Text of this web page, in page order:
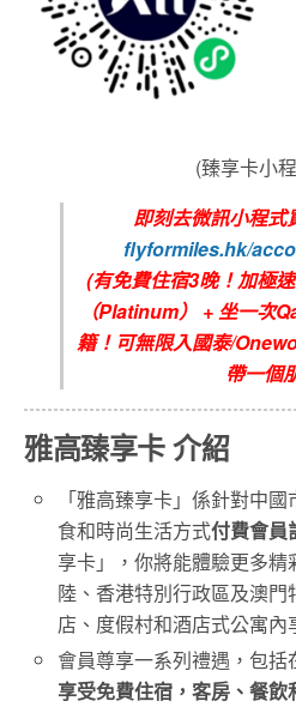
(臻享卡小
即刻去微訊小程式
flyformiles.hk/
(有免費住宿3晚！加極
（Platinum） + 坐一次
籍！可無限入國泰/
帶一個
雅高臻享卡 介紹
「雅高臻享卡」係針對中
食和時尚生活方式付費會員
享卡」，你將能體驗更多精
陸、香港特別行政區及澳
店、度假村和酒店式公寓內
會員尊享一系列禮遇，包
享受免費住宿，客房、餐